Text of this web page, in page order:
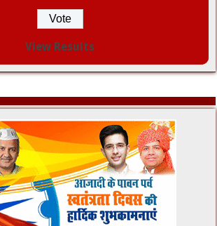
View Results